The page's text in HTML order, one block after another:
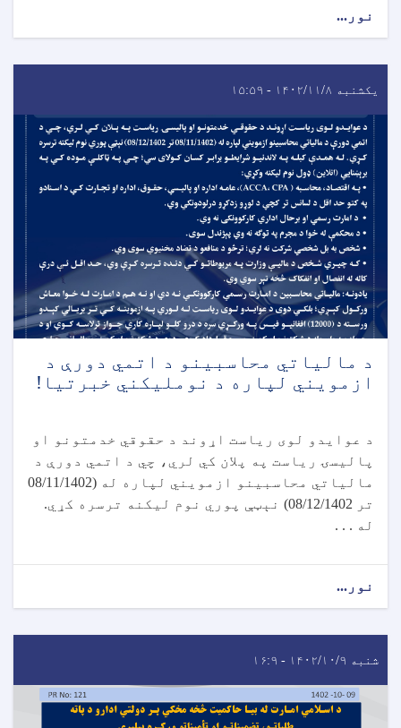
نور...
یکشنبه ۱۴۰۲/۱۱/۸ - ۱۵:۵۹
د مالياتي محاسبينو د اتمي دورې د
ازمويني لپاره د نومليکني خبرتیا!
د عوایدو لوی ریاست اړوند د حقوقي خدمتونو او
پالیسۍ ریاست په پلان کي لري، چي د اتمي دورې د
مالیاتي محاسبینو ازمویني لپاره له (08/11/1402
تر 08/12/1402) نېټې پوري نوم لیکنه ترسره کړي.
له . . .
نور...
شنبه ۱۴۰۲/۱۰/۹ - ۱۶:۹